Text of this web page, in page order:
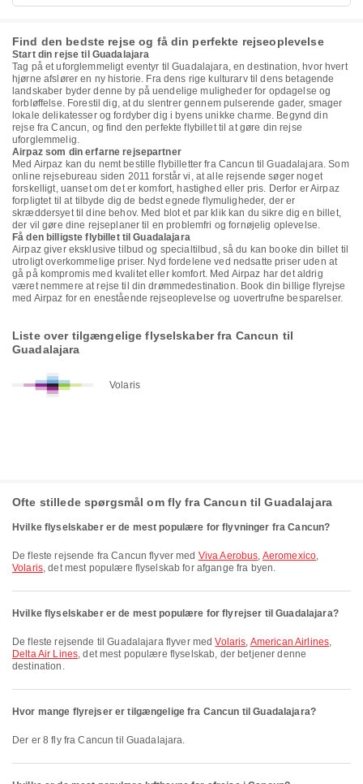
Find den bedste rejse og få din perfekte rejseoplevelse
Start din rejse til Guadalajara
Tag på et uforglemmeligt eventyr til Guadalajara, en destination, hvor hvert
hjørne afslører en ny historie. Fra dens rige kulturarv til dens betagende
landskaber byder denne by på uendelige muligheder for opdagelse og
forbløffelse. Forestil dig, at du slentrer gennem pulserende gader, smager
lokale delikatesser og fordyber dig i byens unikke charme. Begynd din
rejse fra Cancun, og find den perfekte flybillet til at gøre din rejse
uforglemmelig.
Airpaz som din erfarne rejsepartner
Med Airpaz kan du nemt bestille flybilletter fra Cancun til Guadalajara. Som
online rejsebureau siden 2011 forstår vi, at alle rejsende søger noget
forskelligt, uanset om det er komfort, hastighed eller pris. Derfor er Airpaz
forpligtet til at tilbyde dig de bedst egnede flymuligheder, der er
skræddersyet til dine behov. Med blot et par klik kan du sikre dig en billet,
der vil gøre dine rejseplaner til en problemfri og fornøjelig oplevelse.
Få den billigste flybillet til Guadalajara
Airpaz giver eksklusive tilbud og specialtilbud, så du kan booke din billet til
utroligt overkommelige priser. Nyd fordelene ved nedsatte priser uden at
gå på kompromis med kvalitet eller komfort. Med Airpaz har det aldrig
været nemmere at rejse til din drømmedestination. Book din billige flyrejse
med Airpaz for en enestående rejseoplevelse og uovertrufne besparelser.
Liste over tilgængelige flyselskaber fra Cancun til
Guadalajara
Volaris
Ofte stillede spørgsmål om fly fra Cancun til Guadalajara
Hvilke flyselskaber er de mest populære for flyvninger fra Cancun?
De fleste rejsende fra Cancun flyver med Viva Aerobus, Aeromexico,
Volaris, det mest populære flyselskab for afgange fra byen.
Hvilke flyselskaber er de mest populære for flyrejser til Guadalajara?
De fleste rejsende til Guadalajara flyver medVolaris, American Airlines,
Delta Air Lines, det mest populære flyselskab, der betjener denne
destination.
Hvor mange flyrejser er tilgængelige fra Cancun til Guadalajara?
Der er 8 fly fra Cancun til Guadalajara.